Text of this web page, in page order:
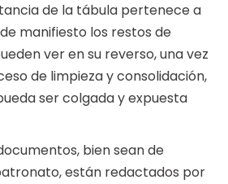
de la tábula pertenece a
manifiesto los restos de
ver en su reverso, una vez
de limpieza y consolidación,
ser colgada y expuesta
bien sean de
están redactados por